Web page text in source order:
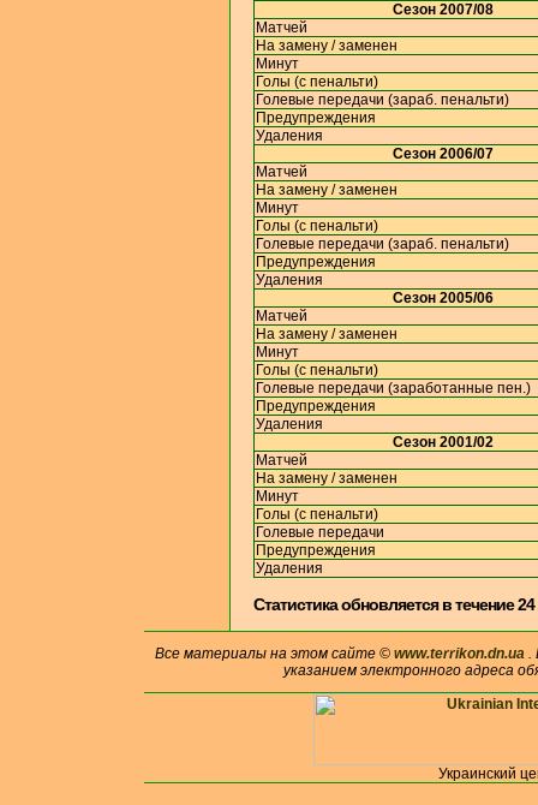
Сезон 2007/08
Матчей
На замену / заменен
Минут
Голы (с пенальти)
Голевые передачи (зараб. пенальти)
Предупреждения
Удаления
Сезон 2006/07
Матчей
На замену / заменен
Минут
Голы (с пенальти)
Голевые передачи (зараб. пенальти)
Предупреждения
Удаления
Сезон 2005/06
Матчей
На замену / заменен
Минут
Голы (с пенальти)
Голевые передачи (заработанные пен.)
Предупреждения
Удаления
Сезон 2001/02
Матчей
На замену / заменен
Минут
Голы (с пенальти)
Голевые передачи
Предупреждения
Удаления
Cтатистика обновляется в течение
Все материалы на этом сайте © www.terrikon.dn.ua.
указанием электронного адреса
Украинский